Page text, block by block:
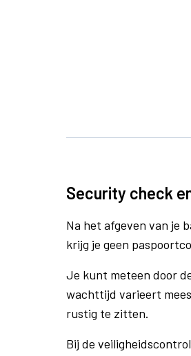
Security check
Na het afgeven van je
krijg je geen
Je kunt meteen door
wachttijd varieert
rustig te zitten.
Bij de